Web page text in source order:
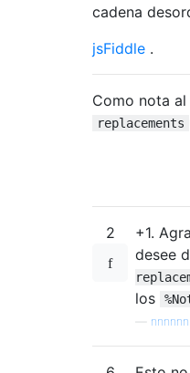
cadena
jsFiddle .
Como nota
replacements
2
+1.
desee
los
nnnnnn